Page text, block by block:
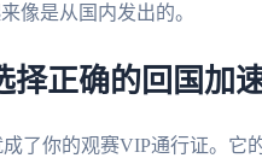
像是从国内发出的。
择正确的回国加
了你的观赛VIP通行证。它